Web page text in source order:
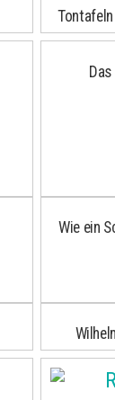
Wie ein